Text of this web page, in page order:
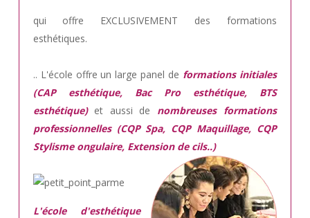
qui offre EXCLUSIVEMENT des formations
esthétiques.
.. L'école offre un large panel de formations initiales
(CAP esthétique, Bac Pro esthétique, BTS
esthétique) et aussi de nombreuses formations
professionnelles (CQP Spa, CQP Maquillage, CQP
Stylisme ongulaire, Extension de cils..)
L'école d'esthétique